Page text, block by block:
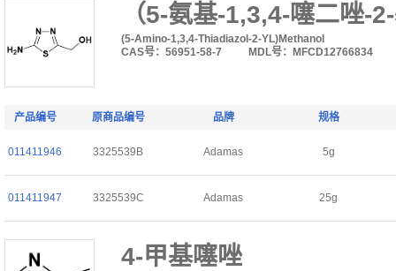
（5-氨基-1,3,4-噻二唑-
(5-Amino-1,3,4-Thiadiazol-2-YL)Methanol
CAS号：56951-58-7
MDL号：MFCD12766834
产品编号 原商品编号 品牌 规格
011411946 3325539B Adamas 5g
011411947 3325539C Adamas 25g
4-甲基噻唑